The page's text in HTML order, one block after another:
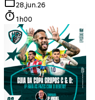
28.jun.26
1h00